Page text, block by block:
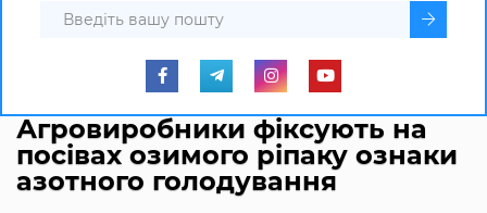
Агровиробники фіксують на
посівах озимого ріпаку ознаки
азотного голодування